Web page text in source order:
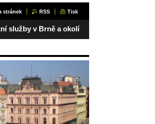
stránek RSS Tisk
služby v Brně a okolí